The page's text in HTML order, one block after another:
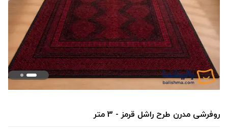
روفرشی مدرن طرح راشل قرمز - 3 متر